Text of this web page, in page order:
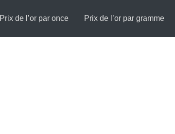
Prix de l’or par once Prix de l’or par gramme